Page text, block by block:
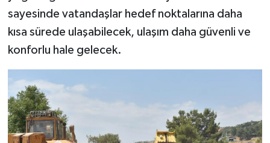
sayesinde vatandaşlar hedef noktalarına daha
kısa sürede ulaşabilecek, ulaşım daha güvenli ve
konforlu hale gelecek.